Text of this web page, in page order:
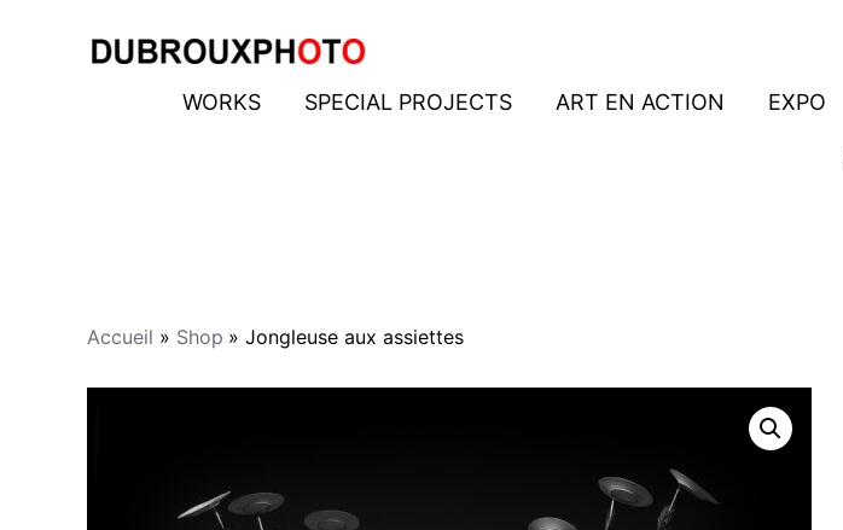
WORKS SPECIAL PROJECTS ART EN ACTION EXPO
Accueil Shop Jongleuse aux assiettes